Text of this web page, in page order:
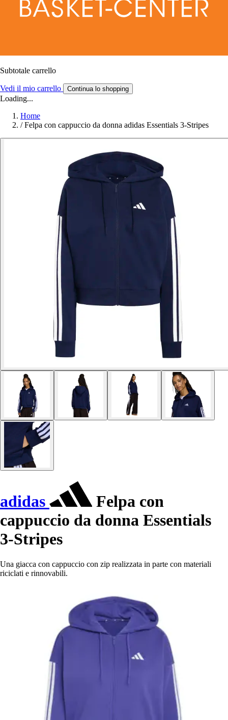
Subtotale carrello
Vedi il mio carrello Continua lo shopping
Loading...
Home
/ Felpa con cappuccio da donna adidas Essentials 3-Stripes
adidas
Felpa con
cappuccio da donna Essentials
3-Stripes
Una giacca con cappuccio con zip realizzata in parte con materiali
riciclati e rinnovabili.